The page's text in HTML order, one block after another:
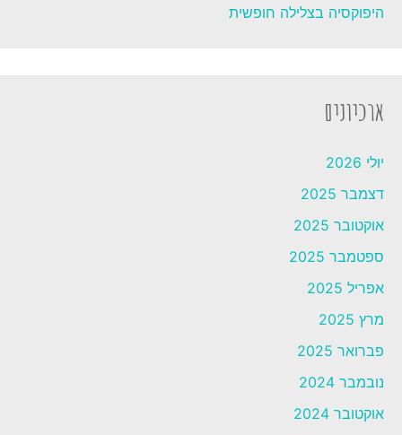
היפוקסיה בצלילה חופשית
ארכיונים
יולי 2026
דצמבר 2025
אוקטובר 2025
ספטמבר 2025
אפריל 2025
מרץ 2025
פברואר 2025
נובמבר 2024
אוקטובר 2024